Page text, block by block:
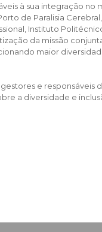
à sua integração no
de Paralisia
Instituto
da missão
maior
e responsáveis
a diversidade e